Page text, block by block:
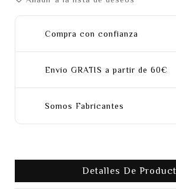
Compra con confianza
Envío GRATIS a partir de 60€
Somos Fabricantes
Detalles De